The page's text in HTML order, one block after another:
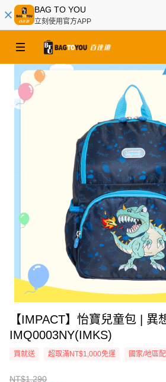
BAG TO YOU
立刻使用官方APP
【IMPACT】怡寶兒童包 | 異
IMQ0003NY(IMKS)
買就送 超取滿NT$1,000免運 國家/地區
NT$1,290